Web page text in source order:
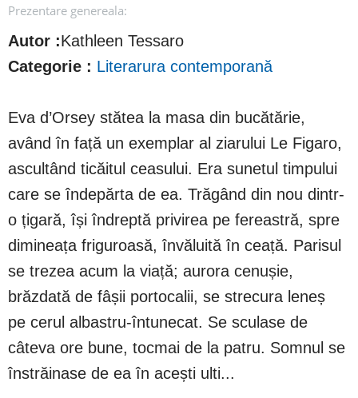
Prezentare genereala:
Autor :Kathleen Tessaro
Categorie : Literarura contemporană
Eva d’Orsey stătea la masa din bucătărie,
având în față un exemplar al ziarului Le Figaro,
ascultând ticăitul ceasului. Era sunetul timpului
care se îndepărta de ea. Trăgând din nou dintr-
o țigară, își îndreptă privirea pe fereastră, spre
dimineața friguroasă, învăluită în ceață. Parisul
se trezea acum la viață; aurora cenușie,
brăzdată de fâșii portocalii, se strecura leneș
pe cerul albastru-întunecat. Se sculase de
câteva ore bune, tocmai de la patru. Somnul se
înstrăinase de ea în acești ulti...